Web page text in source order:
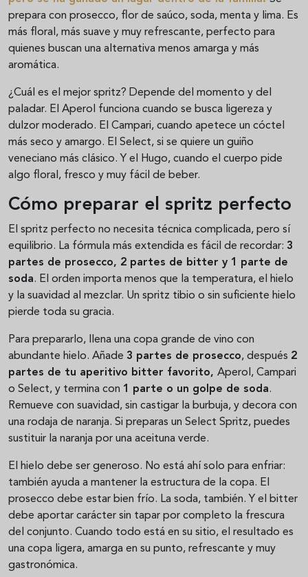
prepara con prosecco, flor de saúco, soda, menta y lima. Es
más floral, más suave y muy refrescante, perfecto para
quienes buscan una alternativa menos amarga y más
aromática.
¿Cuál es el mejor spritz? Depende del momento y del
paladar. El Aperol funciona cuando se busca ligereza y
dulzor moderado. El Campari, cuando apetece un cóctel
más seco y amargo. El Select, si se quiere un guiño
veneciano más clásico. Y el Hugo, cuando el cuerpo pide
algo floral, fresco y muy fácil de beber.
Cómo preparar el spritz perfecto
El spritz perfecto no necesita técnica complicada, pero sí
equilibrio. La fórmula más extendida es fácil de recordar: 3
partes de prosecco, 2 partes de bitter y 1 parte de
soda. El orden importa menos que la temperatura, el hielo
y la suavidad al mezclar. Un spritz tibio o sin suficiente hielo
pierde toda su gracia.
Para prepararlo, llena una copa grande de vino con
abundante hielo. Añade 3 partes de prosecco, después 2
partes de tu aperitivo bitter favorito, Aperol, Campari
o Select, y termina con 1 parte o un golpe de soda.
Remueve con suavidad, sin castigar la burbuja, y decora con
una rodaja de naranja. Si preparas un Select Spritz, puedes
sustituir la naranja por una aceituna verde.
El hielo debe ser generoso. No está ahí solo para enfriar:
también ayuda a mantener la estructura de la copa. El
prosecco debe estar bien frío. La soda, también. Y el bitter
debe aportar carácter sin tapar por completo la frescura
del conjunto. Cuando todo está en su sitio, el resultado es
una copa ligera, amarga en su punto, refrescante y muy
gastronómica.